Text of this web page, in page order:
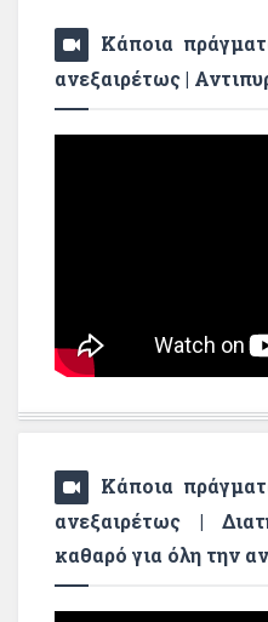
Κάποια
ανεξαιρέτως |
Κάποια
ανεξαιρέτως |
καθαρό για όλη την